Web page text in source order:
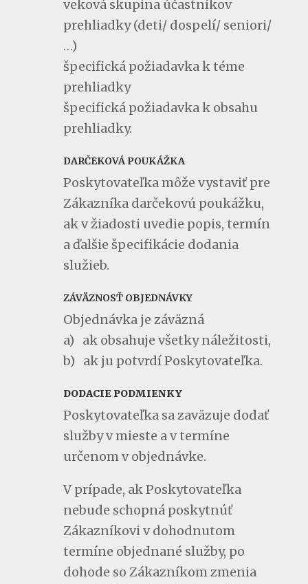
veková skupina účastníkov
prehliadky (deti/ dospelí/ seniori/
…)
špecifická požiadavka k téme
prehliadky
špecifická požiadavka k obsahu
prehliadky.
DARČEKOVÁ POUKÁŽKA
Poskytovateľka môže vystaviť pre
Zákazníka darčekovú poukážku,
ak v žiadosti uvedie popis, termín
a ďalšie špecifikácie dodania
služieb.
ZÁVÄZNOSŤ OBJEDNÁVKY
Objednávka je záväzná
a) ak obsahuje všetky náležitosti,
b) ak ju potvrdí Poskytovateľka.
DODACIE PODMIENKY
Poskytovateľka sa zaväzuje dodať
služby v mieste a v termíne
určenom v objednávke.
V prípade, ak Poskytovateľka
nebude schopná poskytnúť
Zákazníkovi v dohodnutom
termíne objednané služby, po
dohode so Zákazníkom zmenia